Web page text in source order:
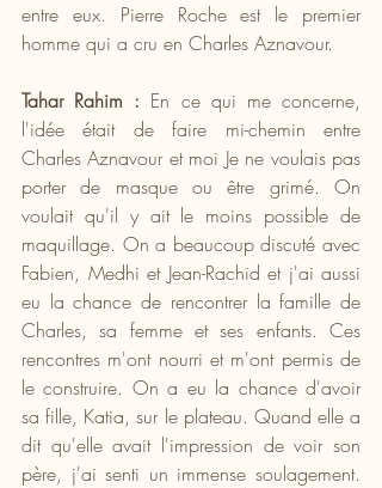
entre eux. Pierre Roche est le premier
homme qui a cru en Charles Aznavour.
Tahar Rahim : En ce qui me concerne,
l'idée était de faire mi-chemin entre
Charles Aznavour et moi Je ne voulais pas
porter de masque ou être grimé. On
voulait qu'il y ait le moins possible de
maquillage. On a beaucoup discuté avec
Fabien, Medhi et Jean-Rachid et j'ai aussi
eu la chance de rencontrer la famille de
Charles, sa femme et ses enfants. Ces
rencontres m'ont nourri et m'ont permis de
le construire. On a eu la chance d'avoir
sa fille, Katia, sur le plateau. Quand elle a
dit qu'elle avait l'impression de voir son
père, j'ai senti un immense soulagement.